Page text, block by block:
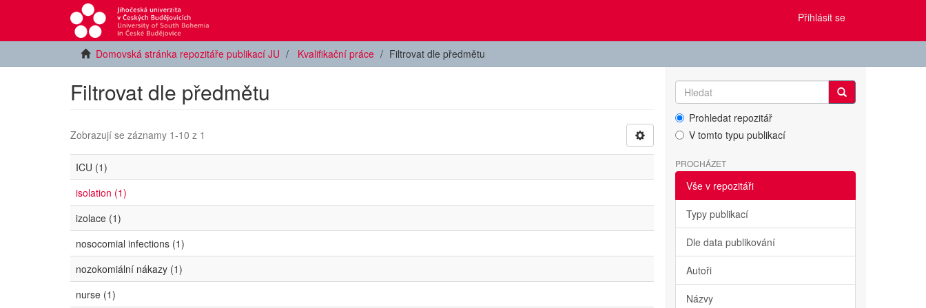
Přihlásit se
Domovská stránka repozitáře publikací JU Kvalifikační práce Filtrovat dle předmětu
Filtrovat dle předmětu
Zobrazují se záznamy 1-10 z 1
ICU (1)
isolation (1)
izolace (1)
nosocomial infections (1)
nozokomiální nákazy (1)
nurse (1)
Prohledat repozitář
V tomto typu publikací
PROCHÁZET
Vše v repozitáři
Typy publikací
Dle data publikování
Autoři
Názvy